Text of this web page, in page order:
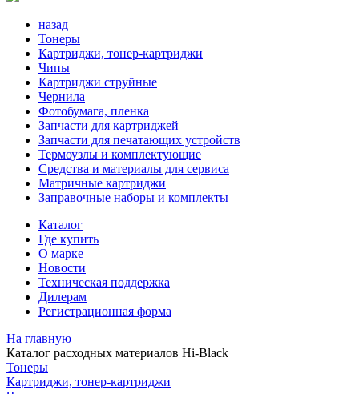
назад
Тонеры
Картриджи, тонер-картриджи
Чипы
Картриджи струйные
Чернила
Фотобумага, пленка
Запчасти для картриджей
Запчасти для печатающих устройств
Термоузлы и комплектующие
Средства и материалы для сервиса
Матричные картриджи
Заправочные наборы и комплекты
Каталог
Где купить
О марке
Новости
Техническая поддержка
Дилерам
Регистрационная форма
На главную
Каталог расходных материалов Hi-Black
Тонеры
Картриджи, тонер-картриджи